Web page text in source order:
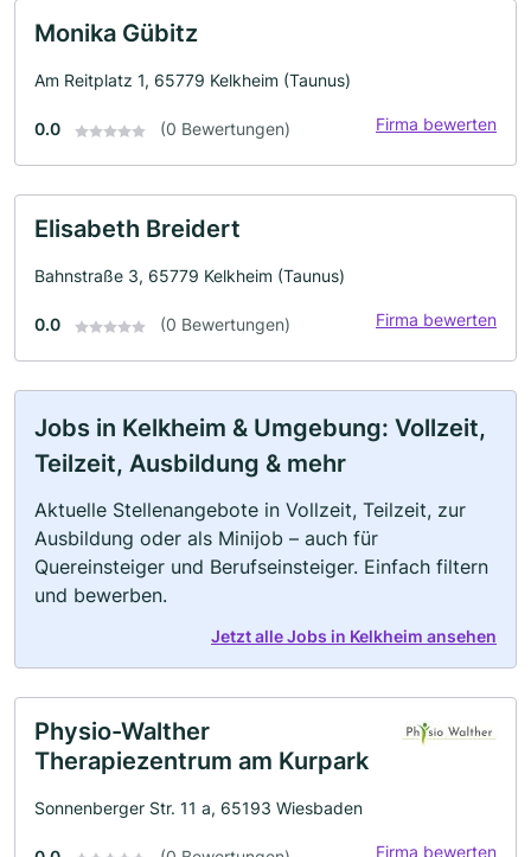
Monika Gübitz
Am Reitplatz 1, 65779 Kelkheim (Taunus)
0.0 (0 Bewertungen) Firma bewerten
Elisabeth Breidert
Bahnstraße 3, 65779 Kelkheim (Taunus)
0.0 (0 Bewertungen) Firma bewerten
Jobs in Kelkheim & Umgebung: Vollzeit,
Teilzeit, Ausbildung & mehr
Aktuelle Stellenangebote in Vollzeit, Teilzeit, zur
Ausbildung oder als Minijob – auch für
Quereinsteiger und Berufseinsteiger. Einfach filtern
und bewerben.
Jetzt alle Jobs in Kelkheim ansehen
Physio-Walther
Therapiezentrum am Kurpark
Sonnenberger Str. 11 a, 65193 Wiesbaden
Firma bewerten